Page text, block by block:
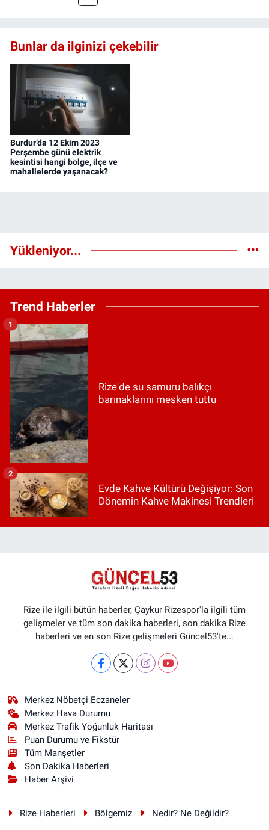
Bunlar da ilginizi çekebilir
Burdur’da 12 Ekim 2023
Perşembe günü elektrik
kesintisi hangi bölge, ilçe ve
mahallelerde yaşanacak?
Yükleniyor...
Trend Haberler
Rize'de su samuru balıkçı
barınaklarını mesken tuttu
1
Evde Kahve Kültürü Değişiyor: Son
Dönemin Kahve Makinesi Trendleri
2
Rize ile ilgili bütün haberler, Çaykur Rizespor'la ilgili tüm
gelişmeler ve tüm son dakika haberleri, son dakika Rize
haberleri ve en son Rize gelişmeleri Güncel53'te...
Merkez Nöbetçi Eczaneler
Merkez Hava Durumu
Merkez Trafik Yoğunluk Haritası
Puan Durumu ve Fikstür
Tüm Manşetler
Son Dakika Haberleri
Haber Arşivi
Rize Haberleri Bölgemiz Nedir? Ne Değildir?